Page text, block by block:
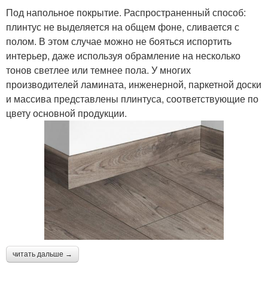
Под напольное покрытие. Распространенный способ:
плинтус не выделяется на общем фоне, сливается с
полом. В этом случае можно не бояться испортить
интерьер, даже используя обрамление на несколько
тонов светлее или темнее пола. У многих
производителей ламината, инженерной, паркетной доски
и массива представлены плинтуса, соответствующие по
цвету основной продукции.
читать дальше →